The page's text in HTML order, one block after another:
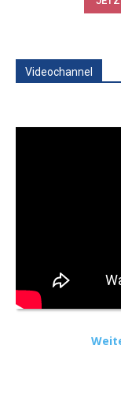
Videochannel